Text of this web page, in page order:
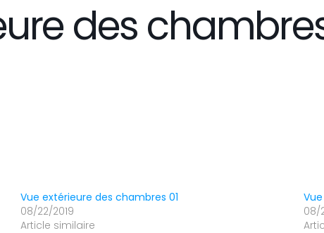
des
Vue extérieure des chambres 01
08/22/2019
Article similaire
08/